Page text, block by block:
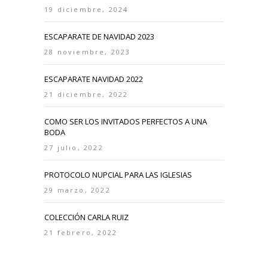
19 diciembre, 2024
ESCAPARATE DE NAVIDAD 2023
28 noviembre, 2023
ESCAPARATE NAVIDAD 2022
21 diciembre, 2022
COMO SER LOS INVITADOS PERFECTOS A UNA
BODA
27 julio, 2022
PROTOCOLO NUPCIAL PARA LAS IGLESIAS
29 marzo, 2022
COLECCIÓN CARLA RUIZ
21 febrero, 2022